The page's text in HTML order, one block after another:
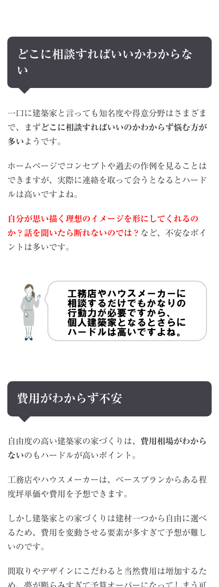
どこに相談すればいいかわからな
い
一口に建築家と言っても知名度や得意分野はさまざま
で、まずどこに相談すればいいのかわからず悩む方が
多い ようです。
ホームページでコンセプトや過去の作例を見ることは
できますが、実際に連絡を取って会うとなるとハード
ルは高いですよね。
自分が思い描く理想のイメージを形にしてくれるの
か？話を聞いたら断れないのでは？ など、不安なポイ
ントは多いです。
費用がわからず不安
自由度の高い建築家の家づくりは、 費用相場がわから
ないのもハードルが高いポイント。
工務店やハウスメーカーは、ベースプランからある程
度坪単価や費用を予想できます。
しかし建築家との家づくりは建材一つから自由に選べ
るため、費用を変動させる要素が多すぎて予想が難し
いのです。
間取りやデザインにこだわると当然費用は増加するた